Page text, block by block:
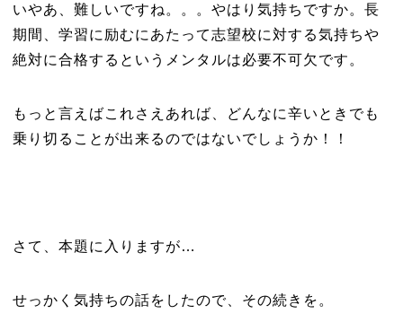
いやあ、難しいですね。。。やはり気持ちですか。長
期間、学習に励むにあたって志望校に対する気持ちや
絶対に合格するというメンタルは必要不可欠です。
もっと言えばこれさえあれば、どんなに辛いときでも
乗り切ることが出来るのではないでしょうか！！
さて、本題に入りますが…
せっかく気持ちの話をしたので、その続きを。